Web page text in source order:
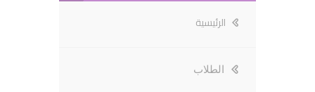
الرئيسية
الطلاب